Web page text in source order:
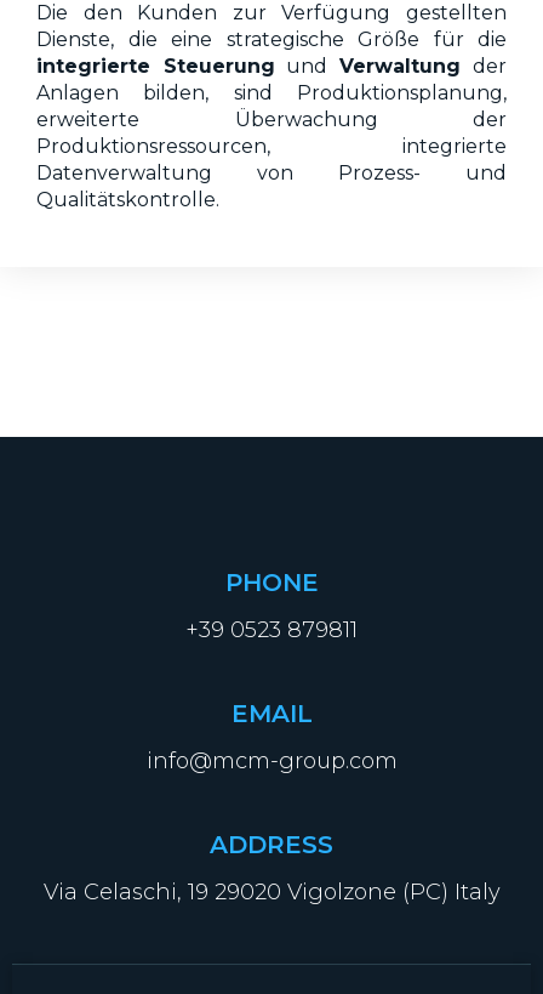
Die den Kunden zur Verfügung gestellten
Dienste, die eine strategische Größe für die
integrierte Steuerung und Verwaltung der
Anlagen bilden, sind Produktionsplanung,
erweiterte Überwachung der
Produktionsressourcen, integrierte
Datenverwaltung von Prozess- und
Qualitätskontrolle.
PHONE
+39 0523 879811
EMAIL
info@mcm-group.com
ADDRESS
Via Celaschi, 19 29020 Vigolzone (PC) Italy